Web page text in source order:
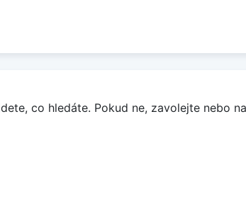
co hledáte. Pokud ne, zavolejte nebo